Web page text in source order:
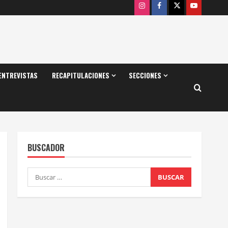
InstagramFacebook
X Youtube
RECAPITULACIONES SECCIONES
BUSCADOR
Buscar: